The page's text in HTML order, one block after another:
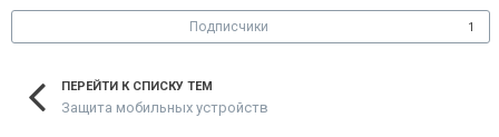
Подписчики 1
ПЕРЕЙТИ К СПИСКУ ТЕМ
Защита мобильных устройств